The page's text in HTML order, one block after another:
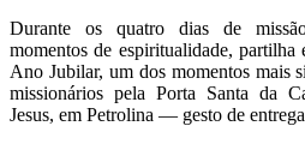
Durante os quatro dias de
momentos de espiritualidade,
Ano Jubilar, um dos momentos mais
missionários pela Porta Santa da
Jesus, em Petrolina — gesto de